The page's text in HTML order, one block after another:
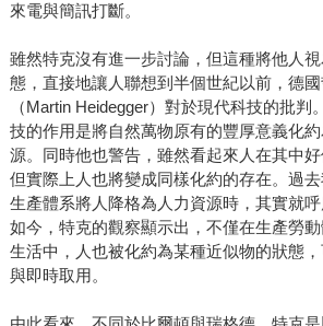
來電與簡訊打斷。
雖然特克沒有進一步討論，但這種將他人
態，直接地讓人聯想到半個世紀以前，德
（Martin Heidegger）對於現代科技的批
技的作用是將自然萬物原有的豐厚意義化
源。同時他也警告，雖然看起來人在其中好
但實際上人也將變成同樣化約的存在。過
生產體系將人降格為人力資源時，其實就呼
如今，特克的觀察顯示出，不僅在生產勞
生活中，人也被化約為某種近似物的狀態
與即時取用。